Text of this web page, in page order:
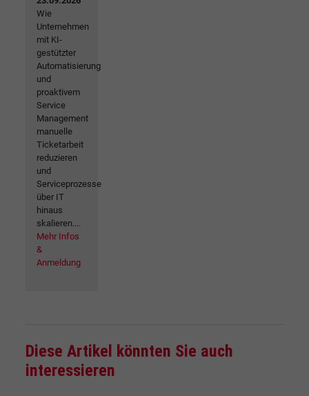
Wie
Unternehmen
mit KI-
gestützter
Automatisierung
und
proaktivem
Service
Management
manuelle
Ticketarbeit
reduzieren
und
Serviceprozesse
über IT
hinaus
skalieren....
Mehr Infos
&
Anmeldung
Diese Artikel könnten Sie auch
interessieren